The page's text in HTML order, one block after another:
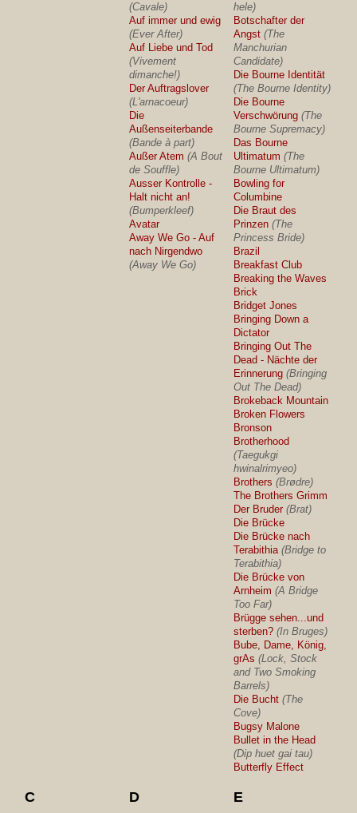
(Cavale)
Auf immer und ewig
(Ever After)
Auf Liebe und Tod
(Vivement
dimanche!)
Der Auftragslover
(L'arnacoeur)
Die
Außenseiterbande
(Bande à part)
Außer Atem (A Bout
de Souffle)
Ausser Kontrolle -
Halt nicht an!
(Bumperkleef)
Avatar
Away We Go - Auf
nach Nirgendwo
(Away We Go)
hele)
Botschafter der
Angst (The
Manchurian
Candidate)
Die Bourne Identität
(The Bourne Identity)
Die Bourne
Verschwörung (The
Bourne Supremacy)
Das Bourne
Ultimatum (The
Bourne Ultimatum)
Bowling for
Columbine
Die Braut des
Prinzen (The
Princess Bride)
Brazil
Breakfast Club
Breaking the Waves
Brick
Bridget Jones
Bringing Down a
Dictator
Bringing Out The
Dead - Nächte der
Erinnerung (Bringing
Out The Dead)
Brokeback Mountain
Broken Flowers
Bronson
Brotherhood
(Taegukgi
hwinalrimyeo)
Brothers (Brødre)
The Brothers Grimm
Der Bruder (Brat)
Die Brücke
Die Brücke nach
Terabithia (Bridge to
Terabithia)
Die Brücke von
Arnheim (A Bridge
Too Far)
Brügge sehen...und
sterben? (In Bruges)
Bube, Dame, König,
grAs (Lock, Stock
and Two Smoking
Barrels)
Die Bucht (The
Cove)
Bugsy Malone
Bullet in the Head
(Dip huet gai tau)
Butterfly Effect
C D E